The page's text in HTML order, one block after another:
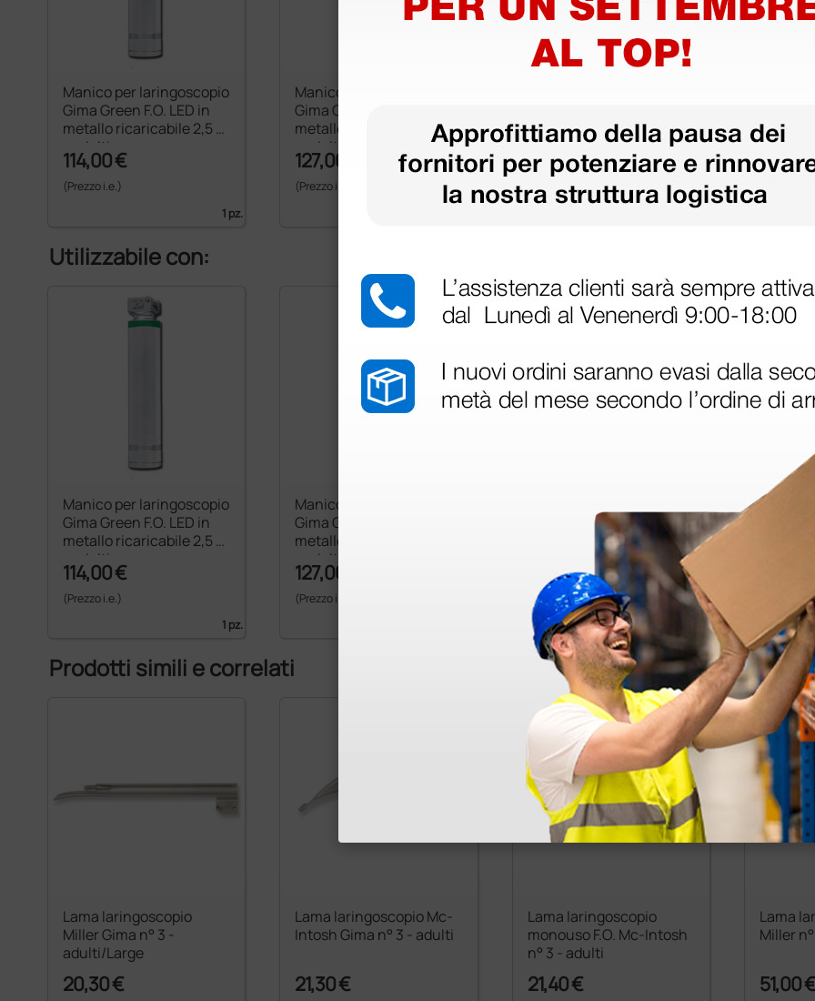
Manico per laringoscopio
Gima Green F.O. LED in
metallo ricaricabile 2,5 V
- adulti
114,00 €
(Prezzo i.e.)
1 pz.
Manico per laringoscopio
Gima Green F.O. LED in
metallo ricaricabile 3,5 V
- adulti
127,00 €
(Prezzo i.e.)
Utilizzabile con:
Manico per laringoscopio
Gima Green F.O. LED in
metallo ricaricabile 2,5 V
- adulti
114,00 €
(Prezzo i.e.)
1 pz.
Manico per laringoscopio
Gima Green F.O. LED in
metallo ricaricabile 3,5 V
- adulti
127,00 €
(Prezzo i.e.)
Prodotti simili e correlati
Lama laringoscopio
Miller Gima n° 3 -
adulti/Large
20,30 €
Lama laringoscopio Mc-
Intosh Gima n° 3 - adulti
21,30 €
Lama laringoscopio
monouso F.O. Mc-Intosh
n° 3 - adulti
21,40 €
Lama
Miller
51,00